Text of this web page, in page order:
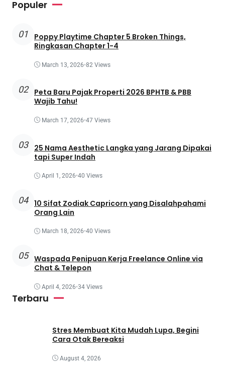
Populer
01
Poppy Playtime Chapter 5 Broken Things,
Ringkasan Chapter 1-4
March 13, 2026•82 Views
02
Peta Baru Pajak Properti 2026 BPHTB & PBB
Wajib Tahu!
March 17, 2026•47 Views
03
25 Nama Aesthetic Langka yang Jarang Dipakai
tapi Super Indah
April 1, 2026•40 Views
04 10 Sifat Zodiak Capricorn yang Disalahpahami
Orang Lain
March 18, 2026•40 Views
05 Waspada Penipuan Kerja Freelance Online via
Chat & Telepon
April 4, 2026•34 Views
Terbaru
Stres Membuat Kita Mudah Lupa, Begini
Cara Otak Bereaksi
August 4, 2026